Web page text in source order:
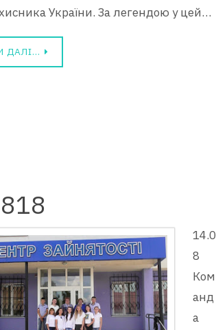
України. За легендою у цей…
ДАЛІ…
14.0
8
Ком
анд
а